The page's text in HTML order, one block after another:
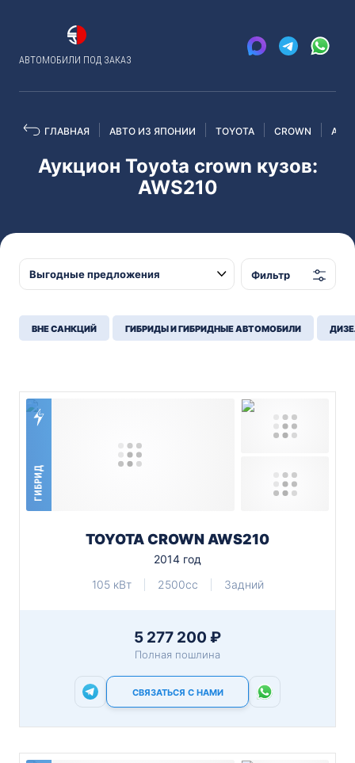
АВТОМОБИЛИ ПОД ЗАКАЗ
ГЛАВНАЯ АВТО ИЗ ЯПОНИИ TOYOTA CROWN
Аукцион Toyota crown кузов:
AWS210
Фильтр
ВНЕ САНКЦИЙ ГИБРИДЫ И ГИБРИДНЫЕ АВТОМОБИЛИ
ГИБРИД
TOYOTA CROWN AWS210
2014 год
105 кВт
2500cc Задний
5 277 200 ₽
Полная пошлина
СВЯЗАТЬСЯ С НАМИ